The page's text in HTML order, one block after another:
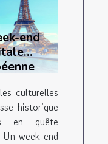
end
culturelles
historique
en quête
week-end